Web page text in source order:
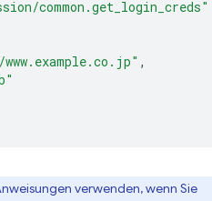
common.get_login_creds"
,
verwenden, wenn Sie